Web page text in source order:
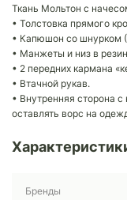
Ткань Мольтон с
• Толстовка прямого
• Капюшон со шнурком
• Манжеты и низ в
• 2 передних кармана
• Втачной рукав.
• Внутренняя сторона
оставлять ворс на
Бренды